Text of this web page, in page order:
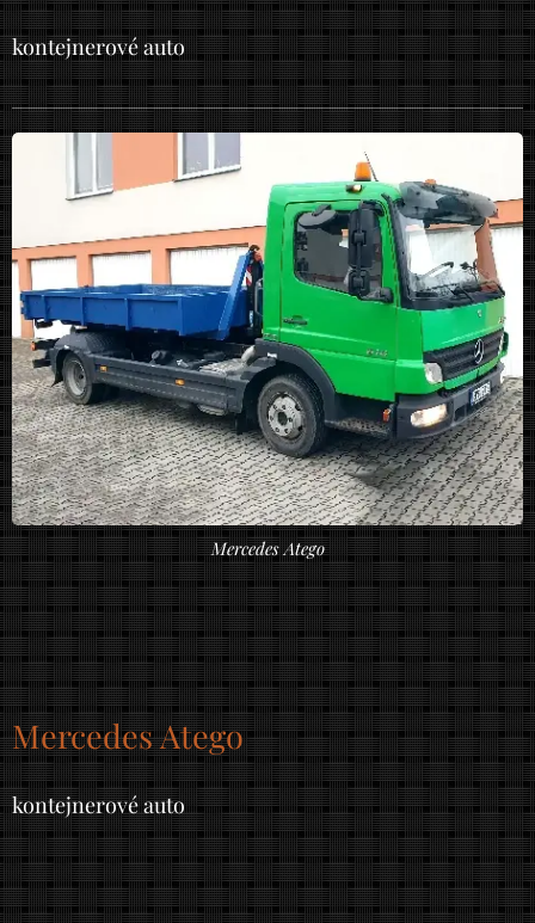
kontejnerové auto
Mercedes Atego
Mercedes Atego
kontejnerové auto​